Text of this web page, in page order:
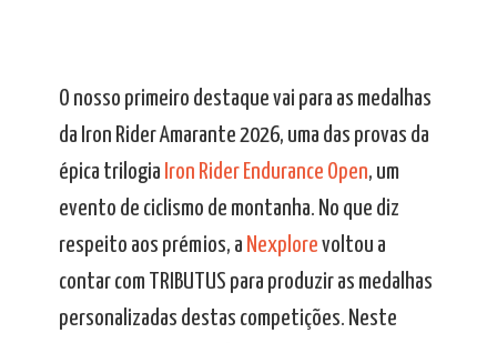
O nosso primeiro destaque vai para as medalhas
da Iron Rider Amarante 2026, uma das provas da
épica trilogia Iron Rider Endurance Open, um
evento de ciclismo de montanha. No que diz
respeito aos prémios, a Nexplore voltou a
contar com TRIBUTUS para produzir as medalhas
personalizadas destas competições. Neste